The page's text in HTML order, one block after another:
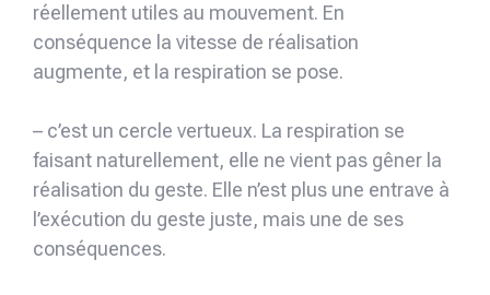
réellement utiles au mouvement. En
conséquence la vitesse de réalisation
augmente, et la respiration se pose.
– c’est un cercle vertueux. La respiration se
faisant naturellement, elle ne vient pas gêner la
réalisation du geste. Elle n’est plus une entrave à
l’exécution du geste juste, mais une de ses
conséquences.